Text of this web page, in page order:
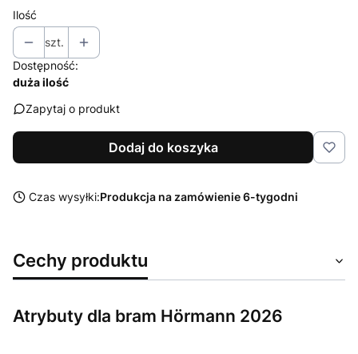
Ilość
szt.
Dostępność:
duża ilość
Zapytaj o produkt
Dodaj do koszyka
Czas wysyłki:Produkcja na zamówienie 6-tygodni
Cechy produktu
Atrybuty dla bram Hörmann 2026